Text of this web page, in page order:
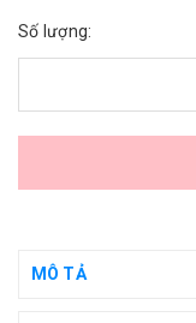
Số lượng:
MÔ TẢ